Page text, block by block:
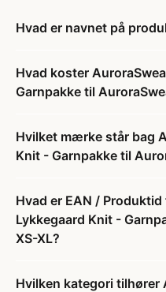
Hvad er navnet på
Hvad koster
Garnpakke til
Hvilket mærke står bag
Knit - Garnpakke til
Hvad er EAN /
Lykkegaard Knit -
XS-XL?
Hvilken kategori tilhører